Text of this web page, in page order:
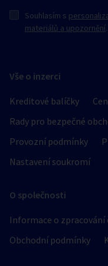
Vše o inzerci
Kreditové balíčky
Rady pro bezpečné
Provozní podmínky
Nastavení soukromí
O společnosti
Informace o zpracování
Obchodní podmínky
Souhlasím s
materiálů a upozornění.